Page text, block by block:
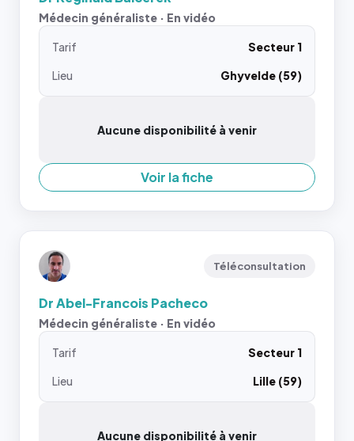
Médecin généraliste · En vidéo
Tarif
Secteur 1
Lieu
Ghyvelde (59)
Aucune disponibilité à venir
Voir la fiche
Téléconsultation
Dr Abel-Francois Pacheco
Médecin généraliste · En vidéo
Tarif
Secteur 1
Lieu
Lille (59)
Aucune disponibilité à venir